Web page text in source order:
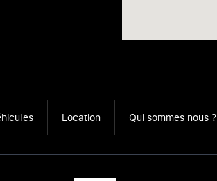
Location Qui sommes nous ?